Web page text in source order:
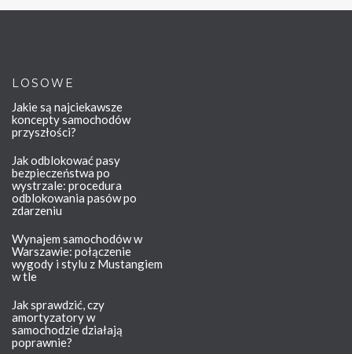
LOSOWE
Jakie są najciekawsze
koncepty samochodów
przyszłości?
Jak odblokować pasy
bezpieczeństwa po
wystrzale: procedura
odblokowania pasów po
zdarzeniu
Wynajem samochodów w
Warszawie: połączenie
wygody i stylu z Mustangiem
w tle
Jak sprawdzić, czy
amortyzatory w
samochodzie działają
poprawnie?